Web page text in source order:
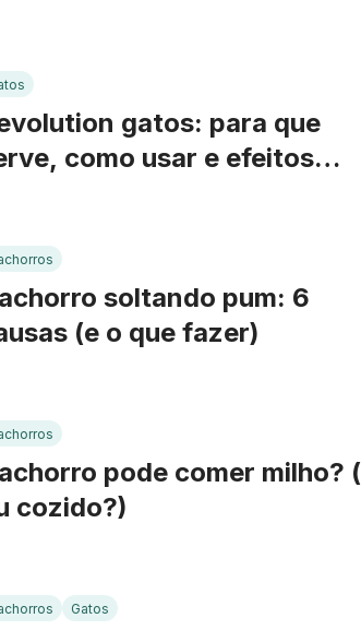
gatos: para que
como usar e efeitos
soltando pum: 6
(e o que fazer)
pode comer milho?
cozido?)
Gatos